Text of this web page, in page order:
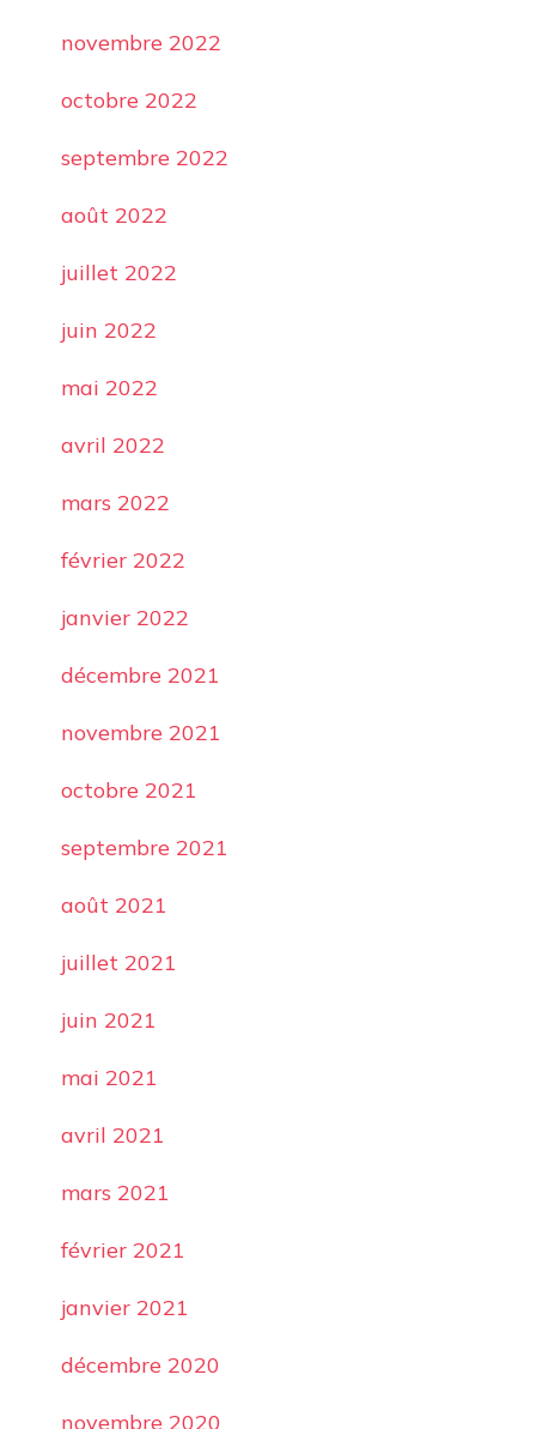
novembre 2022
octobre 2022
septembre 2022
août 2022
juillet 2022
juin 2022
mai 2022
avril 2022
mars 2022
février 2022
janvier 2022
décembre 2021
novembre 2021
octobre 2021
septembre 2021
août 2021
juillet 2021
juin 2021
mai 2021
avril 2021
mars 2021
février 2021
janvier 2021
décembre 2020
novembre 2020